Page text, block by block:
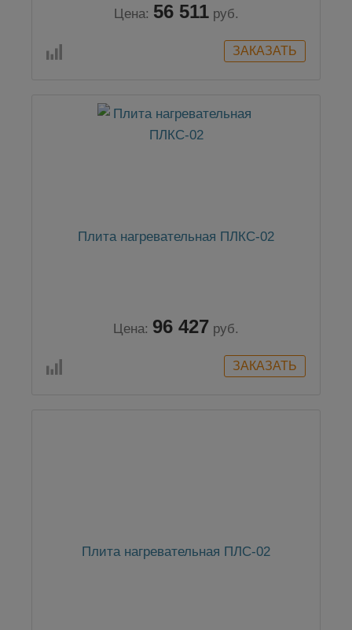
Цена: 56 511 руб.
Плита нагревательная ПЛКС-02
Цена: 96 427 руб.
Плита нагревательная ПЛС-02